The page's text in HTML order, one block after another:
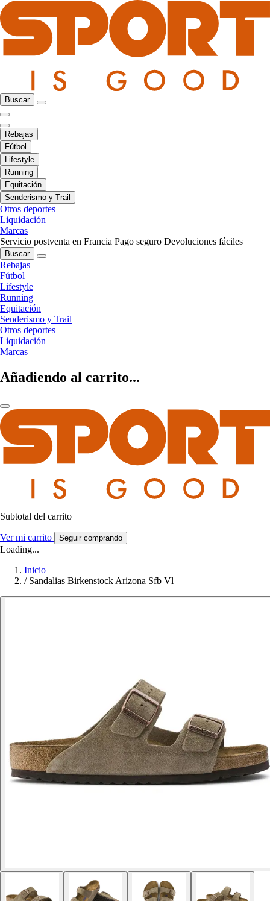
Buscar
Rebajas
Fútbol
Lifestyle
Running
Equitación
Senderismo y Trail
Otros deportes
Liquidación
Marcas
Servicio postventa en Francia Pago seguro Devoluciones fáciles
Buscar
Rebajas
Fútbol
Lifestyle
Running
Equitación
Senderismo y Trail
Otros deportes
Liquidación
Marcas
Añadiendo al carrito...
Subtotal del carrito
Ver mi carrito Seguir comprando
Loading...
Inicio
/ Sandalias Birkenstock Arizona Sfb Vl